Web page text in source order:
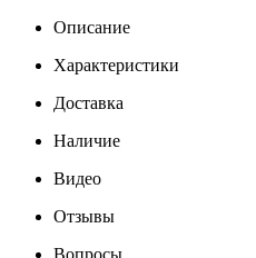
Описание
Характеристики
Доставка
Наличие
Видео
Отзывы
Вопросы